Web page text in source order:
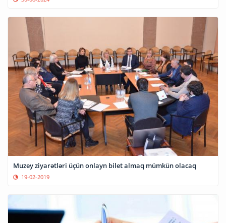
Muzey ziyarətləri üçün onlayn bilet almaq mümkün olacaq
19-02-2019